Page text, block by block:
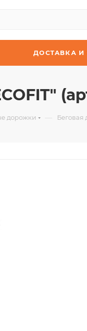
ДОСТАВКА И
дорожки — Беговая